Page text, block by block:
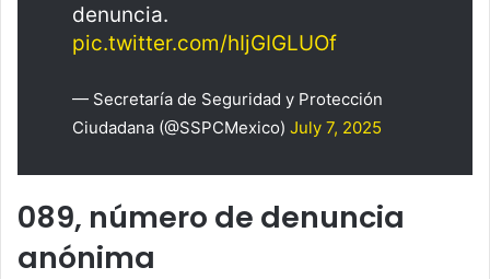
denuncia.
pic.twitter.com/hIjGIGLUOf
— Secretaría de Seguridad y Protección
Ciudadana (@SSPCMexico) July 7, 2025
089, número de denuncia
anónima